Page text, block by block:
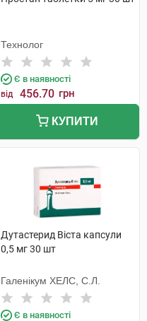
Технолог
Є в наявності
від 456.70 грн
КУПИТИ
Дутастерид Віста капсули
0,5 мг 30 шт
Галенікум ХЕЛС, С.Л.
Є в наявності